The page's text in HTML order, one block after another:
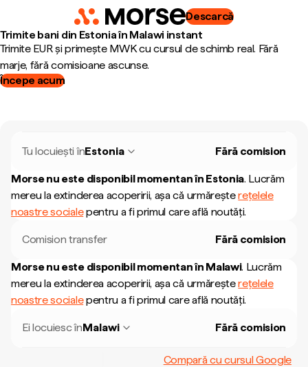
Descarcă
Trimite bani din Estonia în Malawi instant
Trimite EUR și primește MWK cu cursul de schimb real. Fără
marje, fără comisioane ascunse.
Începe acum
Tu locuiești înEstonia Fără comision
Morse nu este disponibil momentan în Estonia. Lucrăm
mereu la extinderea acoperirii, așa că urmăreșterețelele
noastre socialepentru a fi primul care află noutăți.
Comision transfer Fără comision
Morse nu este disponibil momentan în Malawi. Lucrăm
mereu la extinderea acoperirii, așa că urmăreșterețelele
noastre socialepentru a fi primul care află noutăți.
Ei locuiesc înMalawi Fără comision
Compară cu cursul Google